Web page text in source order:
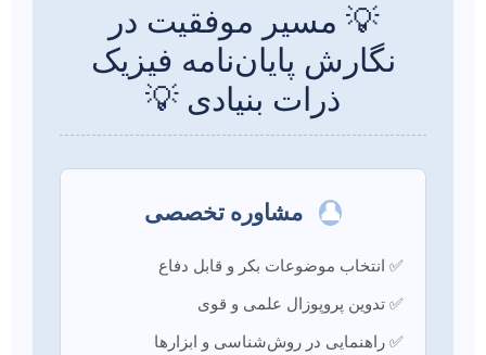
💡 مسیر موفقیت در
نگارش پایان‌نامه فیزیک
ذرات بنیادی 💡
👤 مشاوره تخصصی
✅ انتخاب موضوعات بکر و قابل دفاع
✅ تدوین پروپوزال علمی و قوی
✅ راهنمایی در روش‌شناسی و ابزارها